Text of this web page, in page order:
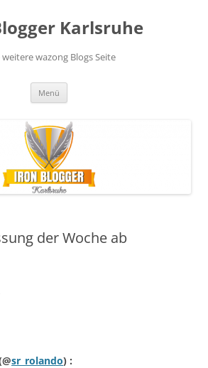
Karlsruhe
weitere wazong Blogs Seite
Menü
der Woche ab
sr_rolando) :